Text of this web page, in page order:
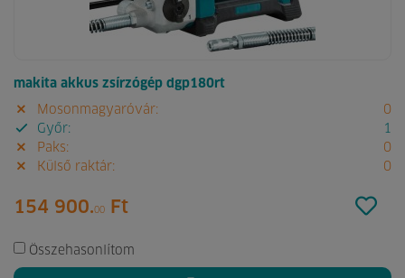
makita akkus zsírzógép dgp180rt
Mosonmagyaróvár:
0
Győr:
1
Paks:
0
Külső raktár:
0
154 900.00 Ft
Összehasonlítom